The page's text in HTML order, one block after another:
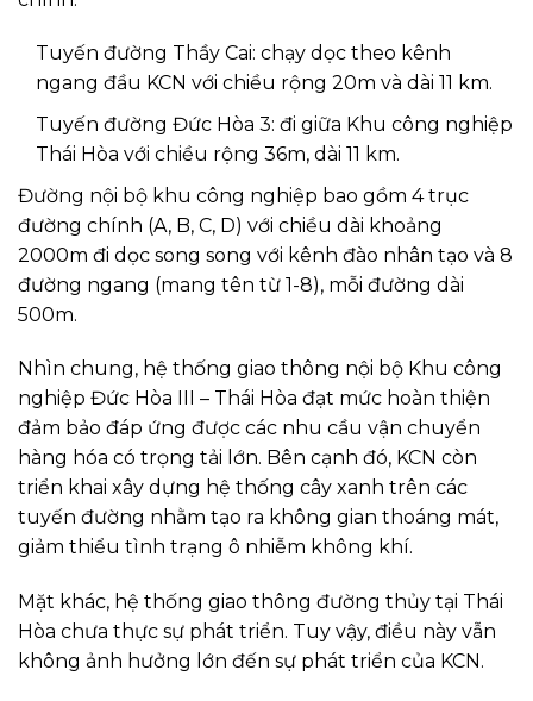
Tuyến đường Thầy Cai: chạy dọc theo kênh
ngang đầu KCN với chiều rộng 20m và dài 11 km.
Tuyến đường Đức Hòa 3: đi giữa Khu công nghiệp
Thái Hòa với chiều rộng 36m, dài 11 km.
Đường nội bộ khu công nghiệp bao gồm 4 trục
đường chính (A, B, C, D) với chiều dài khoảng
2000m đi dọc song song với kênh đào nhân tạo và 8
đường ngang (mang tên từ 1-8), mỗi đường dài
500m.
Nhìn chung, hệ thống giao thông nội bộ Khu công
nghiệp Đức Hòa III – Thái Hòa đạt mức hoàn thiện
đảm bảo đáp ứng được các nhu cầu vận chuyển
hàng hóa có trọng tải lớn. Bên cạnh đó, KCN còn
triển khai xây dựng hệ thống cây xanh trên các
tuyến đường nhằm tạo ra không gian thoáng mát,
giảm thiểu tình trạng ô nhiễm không khí.
Mặt khác, hệ thống giao thông đường thủy tại Thái
Hòa chưa thực sự phát triển. Tuy vậy, điều này vẫn
không ảnh hưởng lớn đến sự phát triển của KCN.